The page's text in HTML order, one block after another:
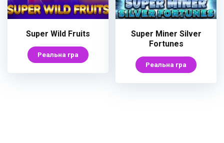
Super Wild Fruits
Реальна гра
Super Miner Silver
Fortunes
Реальна гра